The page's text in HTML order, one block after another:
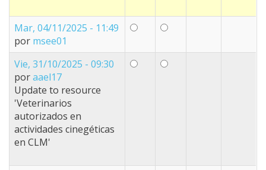
Mar, 04/11/2025 - 11:49
por msee01
Vie, 31/10/2025 - 09:30
poraael17
Update to resource
'Veterinarios
autorizados en
actividades cinegéticas
en CLM'